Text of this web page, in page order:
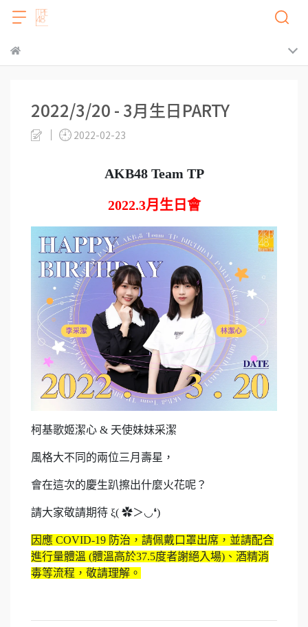
2022/3/20 - 3月生日PARTY
2022-02-23
AKB48 Team TP
2022.3月生日會
柯基歌姬潔心 & 天使妹妹采潔
風格大不同的兩位三月壽星，
會在這次的慶生趴擦出什麼火花呢？
請大家敬請期待 ξ( ✿＞◡❛)
因應 COVID-19 防治，請佩戴口罩出席，並請配合
進行量體溫 (體溫高於37.5度者謝絕入場)、酒精消
毒等流程，敬請理解。